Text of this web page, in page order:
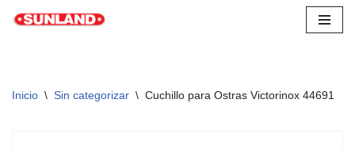
Inicio \ Sin categorizar \ Cuchillo para Ostras Victorinox 44691